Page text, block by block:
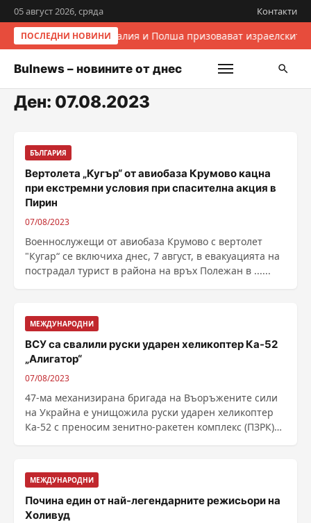
05 август 2026, сряда Контакти
ПОСЛЕДНИ НОВИНИИталия и Полша призовават
Bulnews – новините от днес
Ден: 07.08.2023
БЪЛГАРИЯ
Вертолета „Кугър“ от авиобаза Крумово кацна
при екстремни условия при спасителна акция в
Пирин
07/08/2023
Военнослужещи от авиобаза Крумово с вертолет
"Кугар“ се включиха днес, 7 август, в евакуацията на
пострадал турист в района на връх Полежан в ......
МЕЖДУНАРОДНИ
ВСУ са свалили руски ударен хеликоптер Ка-52
„Алигатор“
07/08/2023
47-ма механизирана бригада на Въоръжените сили
на Украйна е унищожила руски ударен хеликоптер
Ка-52 с преносим зенитно-ракетен комплекс (ПЗРК)
МЕЖДУНАРОДНИ
Почина един от най-легендарните режисьори на
Холивуд